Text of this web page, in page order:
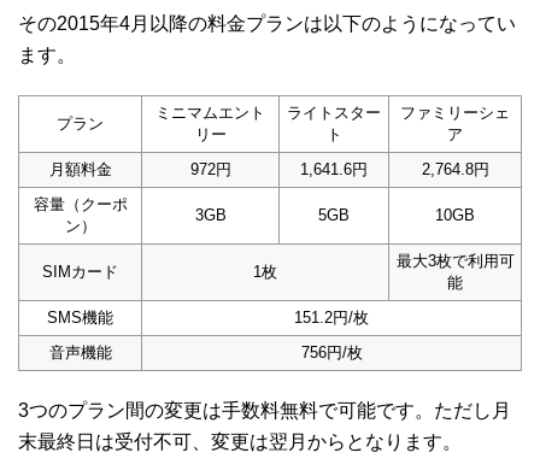
その2015年4月以降の料金プランは以下のようになってい
ます。
プラン
ミニマムエント
リー
ライトスター
ト
ファミリーシェ
ア
月額料金
972円 1,641.6円
2,764.8円
容量（クーポ
ン）
3GB 5GB 10GB
SIMカード 1枚
最大3枚で利用可
能
SMS機能
151.2円/枚
音声機能
756円/枚
3つのプラン間の変更は手数料無料で可能です。ただし月
末最終日は受付不可、変更は翌月からとなります。